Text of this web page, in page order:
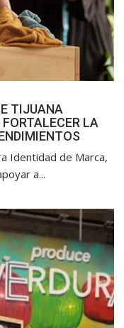
TIJUANA
LA
Identidad de Marca,
a...